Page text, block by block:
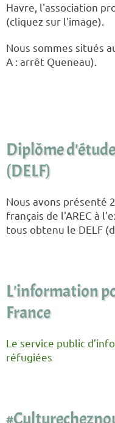
Havre, l'association
(cliquez sur l'image).
Nous sommes situés
A : arrêt Queneau).
Diplôme
(DELF)
Nous avons présenté
français de l'AREC à
tous obtenu le DELF
L'information
France
Le service public
réfugiées